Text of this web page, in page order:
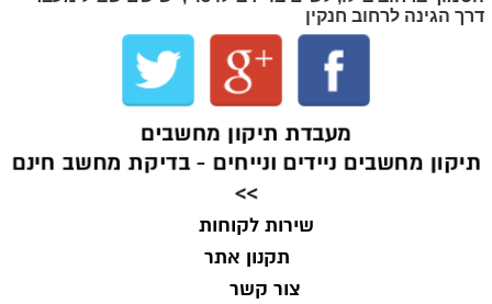
צור קשר
תקנון אתר
שירות לקוחות
מעבדת תיקון מחשבים
תיקון מחשבים ניידים ונייחים - בדיקת מחשב חינם
>>
דרך הגינה לרחוב חנקין